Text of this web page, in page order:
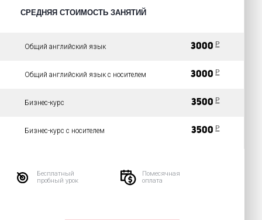
СРЕДНЯЯ СТОИМОСТЬ ЗАНЯТИЙ
Общий английский язык 3000 P
Общий английский язык с носителем 3000 P
Бизнес-курс 3500 P
Бизнес-курс с носителем 3500 P
Бесплатный
пробный урок
Помесячная
оплата